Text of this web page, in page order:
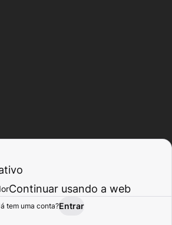
Atividade
Continuar usando a web
tem uma conta?Entrar